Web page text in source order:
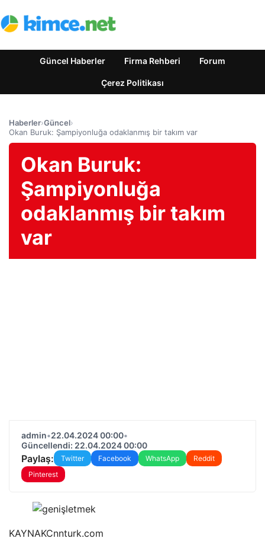
Güncel Haberler Firma Rehberi Forum
Çerez Politikası
Haberler›Güncel›
Okan Buruk: Şampiyonluğa odaklanmış bir takım var
Okan Buruk:
Şampiyonluğa
odaklanmış bir takım
var
admin•22.04.2024 00:00•
Güncellendi: 22.04.2024 00:00
Paylaş: Twitter Facebook WhatsApp
Reddit
Pinterest
KAYNAKCnnturk.com